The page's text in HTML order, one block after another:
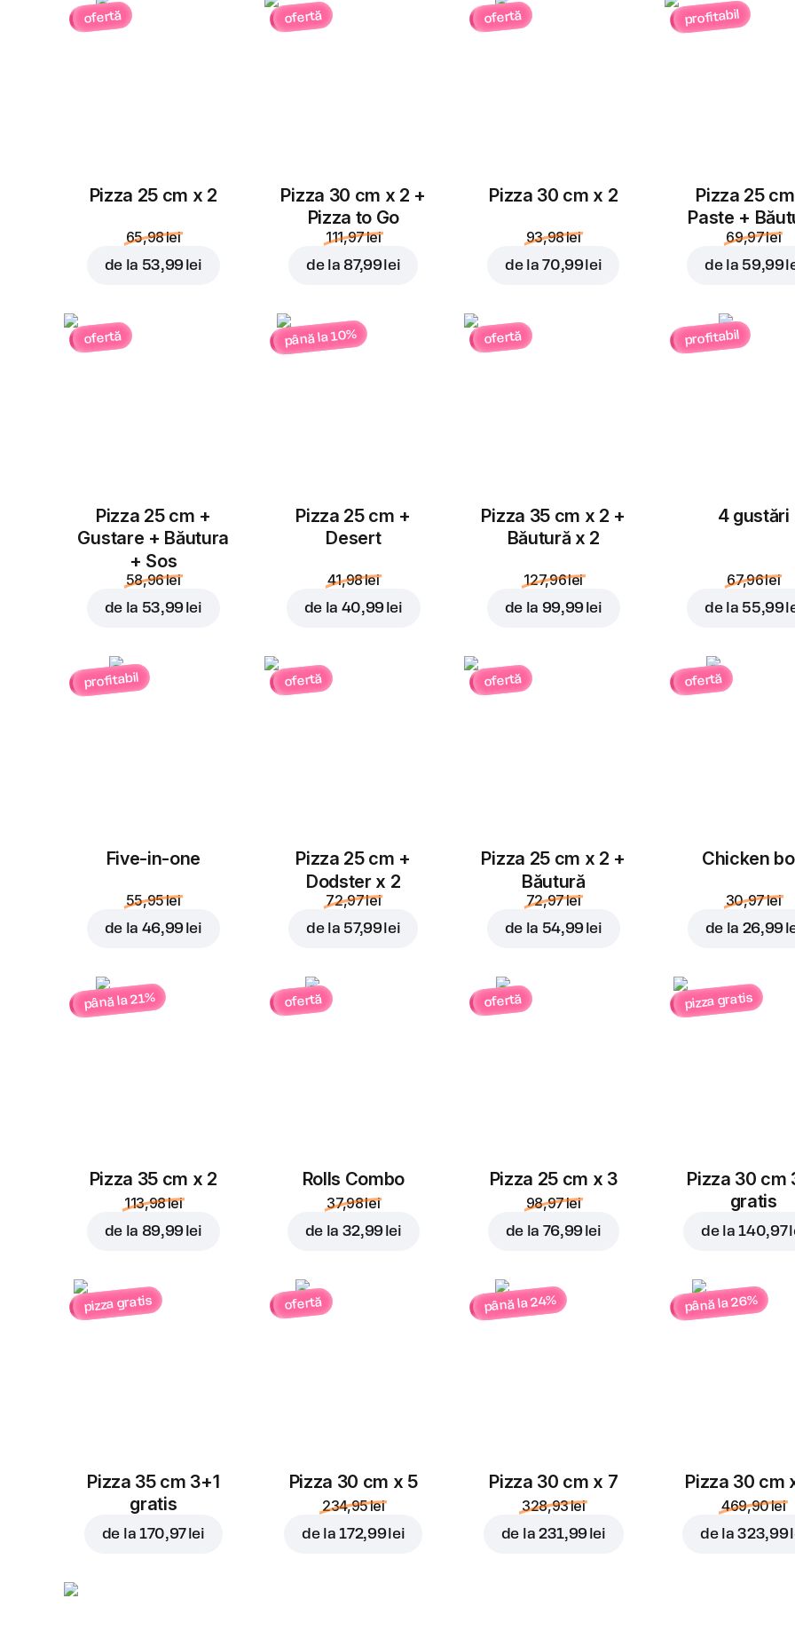
ofertă
Pizza 25 cm x 2
65,98 lei
de la 53,99 lei
ofertă
Pizza 30 cm x 2 +
Pizza to Go
111,97 lei
de la 87,99 lei
ofertă
Pizza 30 cm x 2
93,98 lei
de la70,99 lei
profitabil
Pizza 25
Paste +
69,97 lei
de la 59,99
ofertă
Pizza 25 cm +
Gustare + Băutura
+ Sos
58,96 lei
de la 53,99 lei
până la 10%
Pizza 25 cm +
Desert
41,98 lei
de la 40,99 lei
ofertă
Pizza 35 cm x 2 +
Băutură x 2
127,96 lei
de la 99,99 lei
profitabil
4 gustări
67,96 lei
de la 55,99
profitabil
Five-in-one
55,95 lei
de la 46,99 lei
ofertă
Pizza 25 cm +
Dodster x 2
72,97 lei
de la 57,99 lei
ofertă
Pizza 25 cm x 2 +
Băutură
72,97 lei
de la 54,99 lei
ofertă
Chicken
30,97 lei
de la 26,99
până la 21%
Pizza 35 cm x 2
113,98 lei
de la 89,99 lei
ofertă
Rolls Combo
37,98 lei
de la 32,99 lei
ofertă
Pizza 25 cm x 3
98,97 lei
de la 76,99 lei
pizza gratis
Pizza 30 cm
gratis
de la140,97
pizza gratis
Pizza 35 cm 3+1
gratis
de la 170,97 lei
ofertă
Pizza 30 cm x 5
234,95 lei
de la172,99 lei
până la 24%
Pizza 30 cm x 7
328,93 lei
de la 231,99 lei
până la 26%
Pizza 30 cm
469,90 lei
de la323,99